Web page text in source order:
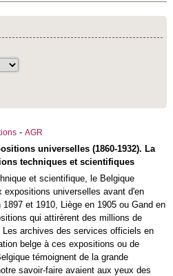
- AGR
universelles (1860-1932). La
techniques et scientifiques
et scientifique, le Belgique
universelles avant d'en
et 1910, Liège en 1905 ou Gand en
qui attirèrent des millions de
archives des services officiels en
belge à ces expositions ou de
témoignent de la grande
savoir-faire avaient aux yeux des